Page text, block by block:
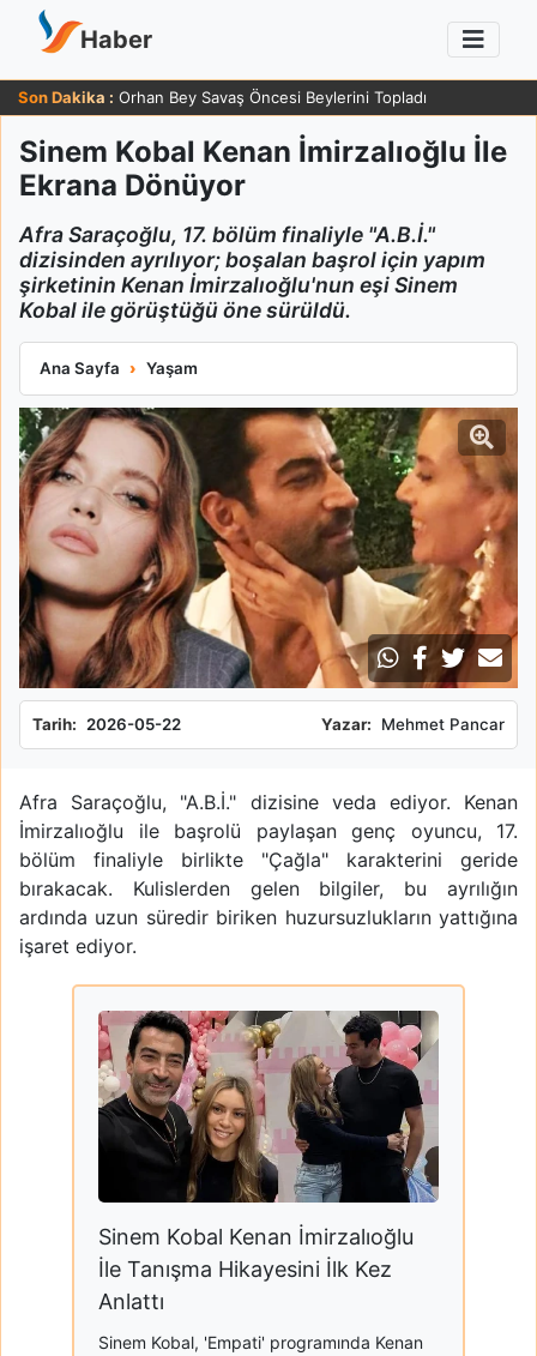
Haber
Son Dakika : Orhan Bey Savaş Öncesi Beylerini Topladı
Sinem Kobal Kenan İmirzalıoğlu İle
Ekrana Dönüyor
Afra Saraçoğlu, 17. bölüm finaliyle "A.B.İ."
dizisinden ayrılıyor; boşalan başrol için yapım
şirketinin Kenan İmirzalıoğlu'nun eşi Sinem
Kobal ile görüştüğü öne sürüldü.
Ana Sayfa Yaşam
Sinem Kobal Kenan İmirzalıoğlu İle Ekrana Dönüyor
Tarih: 2026-05-22 Yazar: Mehmet Pancar
Afra Saraçoğlu, "A.B.İ." dizisine veda ediyor. Kenan
İmirzalıoğlu ile başrolü paylaşan genç oyuncu, 17.
bölüm finaliyle birlikte "Çağla" karakterini geride
bırakacak. Kulislerden gelen bilgiler, bu ayrılığın
ardında uzun süredir biriken huzursuzlukların yattığına
işaret ediyor.
Sinem Kobal Kenan İmirzalıoğlu
İle Tanışma Hikayesini İlk Kez
Anlattı
Sinem Kobal, 'Empati' programında Kenan